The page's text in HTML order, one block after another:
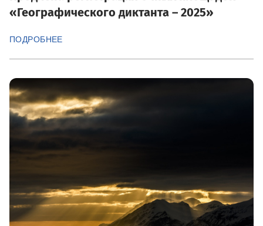
«Географического диктанта – 2025»
ПОДРОБНЕЕ